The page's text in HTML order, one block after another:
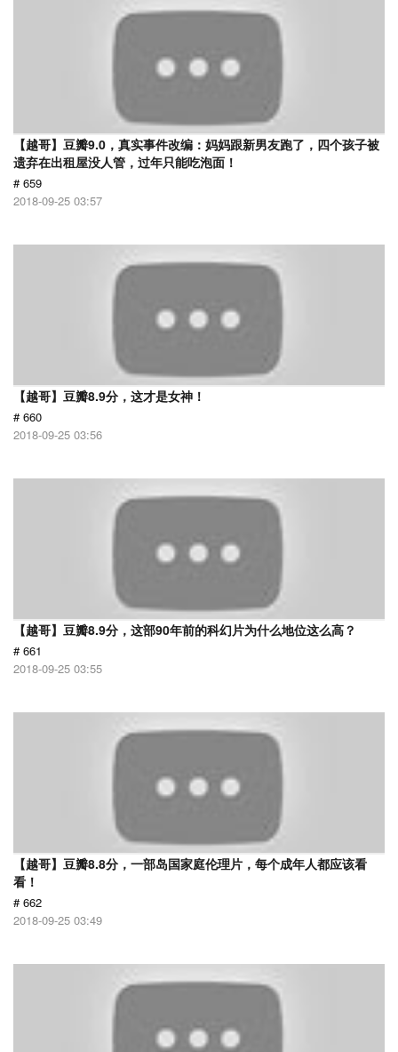
【越哥】豆瓣9.0，真实事件改编：妈妈跟新男友跑了，四个孩子被
遗弃在出租屋没人管，过年只能吃泡面！
# 659
2018-09-25 03:57
【越哥】豆瓣8.9分，这才是女神！
# 660
2018-09-25 03:56
【越哥】豆瓣8.9分，这部90年前的科幻片为什么地位这么高？
# 661
2018-09-25 03:55
【越哥】豆瓣8.8分，一部岛国家庭伦理片，每个成年人都应该看
看！
# 662
2018-09-25 03:49